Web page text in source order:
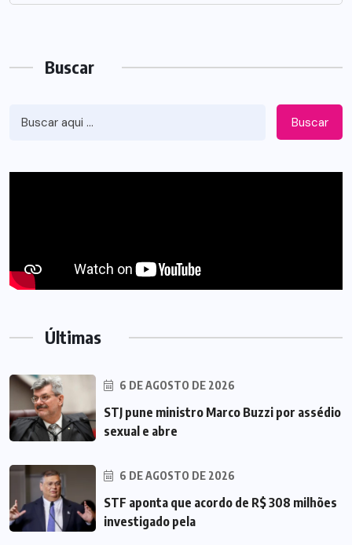
Buscar
Buscar
Últimas
6 DE AGOSTO DE 2026
STJ pune ministro Marco Buzzi por assédio
sexual e abre
6 DE AGOSTO DE 2026
STF aponta que acordo de R$ 308 milhões
investigado pela